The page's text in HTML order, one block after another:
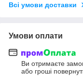
Всі умови доставки
Умови оплати
Ви отримаєте
або гроші